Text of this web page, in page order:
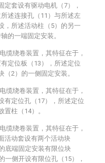
定套设有驱动电机（7），
述连接孔（11）与所述左
，所述活动柱（5）的另一
的一端固定安装。
缆绕卷装置，其特征在于，
定位板（13），所述定位
2）的一侧固定安装。
缆绕卷装置，其特征在于，
有定位孔（17），所述定位
柱（14）。
缆绕卷装置，其特征在于，
活动套设有两个活动块
底端固定安装有限位块
一侧开设有限位孔（15），